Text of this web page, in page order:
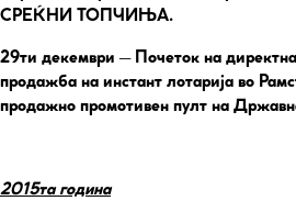
СРЕЌНИ ТОПЧИЊА.
29ти декември – Почеток на
продажба на инстант лотарија во
продажно промотивен пулт на
2015та година